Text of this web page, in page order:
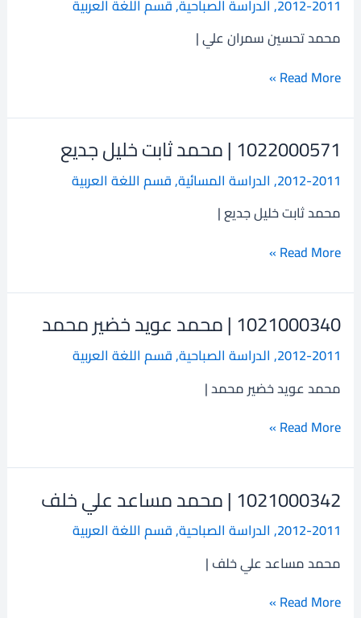
2012-2011
, الدراسة الصباحية,قسم اللغة العربية
محمد تحسين سمران علي |
محمد
تحسين
سمران
علي
Read More »
1022000571 | محمد ثابت خليل جديع
2012-2011
, الدراسة المسائية,قسم اللغة العربية
محمد ثابت خليل جديع |
1022000571
محمد
ثابت
خليل
جديع
Read More »
1021000340 | محمد عويد خضير محمد
2012-2011
, الدراسة الصباحية,قسم اللغة العربية
محمد عويد خضير محمد |
1021000340
محمد
عويد
خضير
محمد
Read More »
1021000342 | محمد مساعد علي خلف
2012-2011
, الدراسة الصباحية,قسم اللغة العربية
محمد مساعد علي خلف |
1021000342
محمد
مساعد
علي
خلف
Read More »